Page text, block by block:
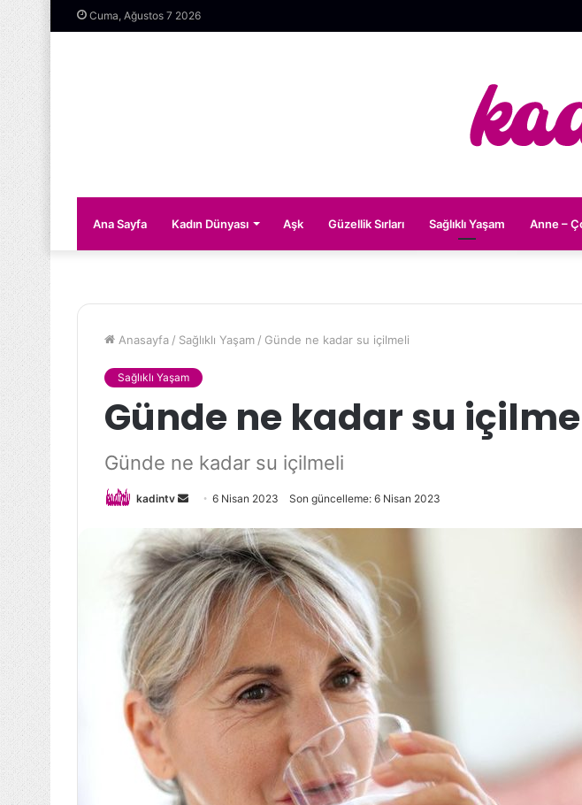
Cuma, Ağustos 7 2026
Ana Sayfa Kadın Dünyası Aşk Güzellik Sırları Sağlıklı Yaşam Anne –
Anasayfa / Sağlıklı Yaşam / Günde ne kadar su içilmeli
Sağlıklı Yaşam
Günde ne kadar su
Günde ne kadar su içilmeli
kadintv
Bir
posta
göndermek
6 Nisan 2023 Son güncelleme: 6 Nisan 2023